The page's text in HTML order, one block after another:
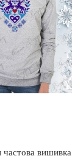
частова вишивка